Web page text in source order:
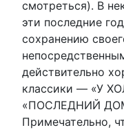
смотреться). В
эти последние
сохранению
действительно
классики — «У
«ПОСЛЕДНИЙ
Примечательно,